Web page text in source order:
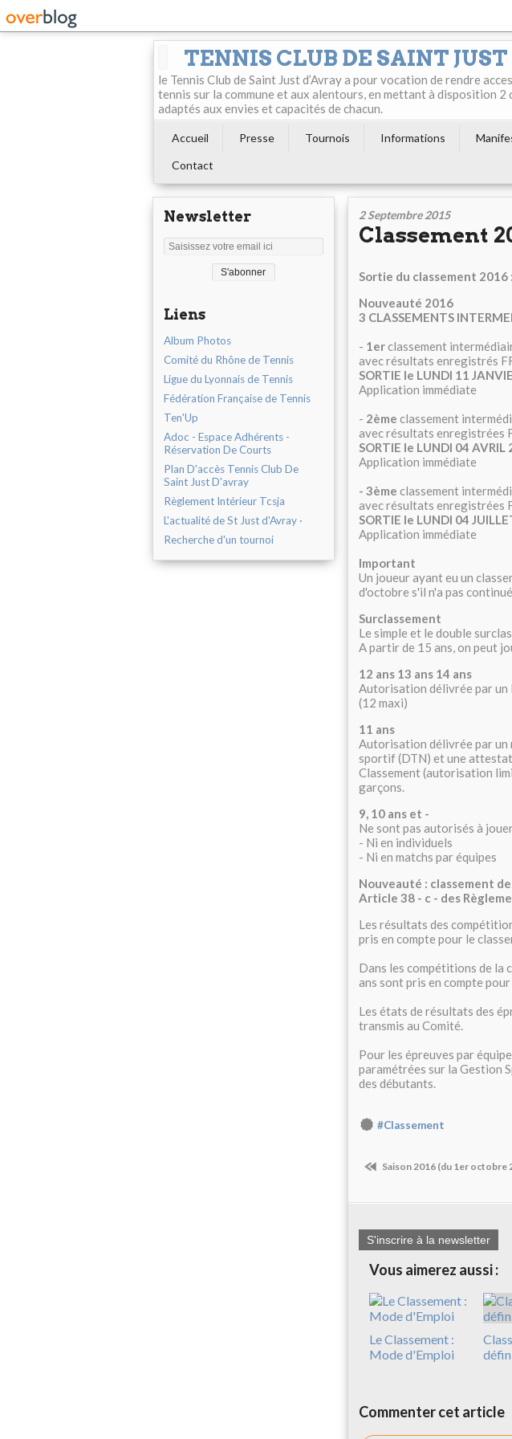
TENNIS CLUB DE SAINT
le Tennis Club de Saint Just d’Avray a pour vocation de rendre
tennis sur la commune et aux alentours, en mettant à disposition
adaptés aux envies et capacités de chacun.
Accueil Presse Tournois Informations
Contact
Newsletter
Liens
Album Photos
Comité du Rhône de Tennis
Ligue du Lyonnais de Tennis
Fédération Française de Tennis
Ten'Up
Adoc - Espace Adhérents -
Réservation De Courts
Plan D'accès Tennis Club De
Saint Just D'avray
Règlement Intérieur Tcsja
L'actualité de St Just d'Avray ·
Recherche d'un tournoi
2 Septembre 2015
Classement
Sortie du classement
Nouveauté 2016
3 CLASSEMENTS
- 1erclassement
avec résultats enregistrés
SORTIE le LUNDI 11
Application immédiate
- 2ème classement
avec résultats enregistrées
SORTIE le LUNDI 04 AVRIL
Application immédiate
- 3ème classement
avec résultats enregistrées
SORTIE le LUNDI 04
Application immédiate
Important
Un joueur ayant eu un
d'octobre s'il n'a pas
Surclassement
Le simple et le double
A partir de 15 ans, on peut
12 ans 13 ans 14 ans
Autorisation délivrée par un
(12 maxi)
11 ans
Autorisation délivrée par un
sportif (DTN) et une
Classement (autorisation
garçons.
9, 10 ans et -
Ne sont pas autorisés à
- Ni en individuels
- Ni en matchs par équipes
Nouveauté : classement
Article 38 - c - des
Les résultats des
pris en compte pour le
Dans les compétitions de la
ans sont pris en compte
Les états de résultats des
transmis au Comité.
Pour les épreuves par
paramétrées sur la Gestion
des débutants.
#Classement
Saison 2016 (du 1er octobre
S'inscrire à la newsletter
Vous aimerez aussi :
Le Classement :
Mode d'Emploi
Commenter cet article